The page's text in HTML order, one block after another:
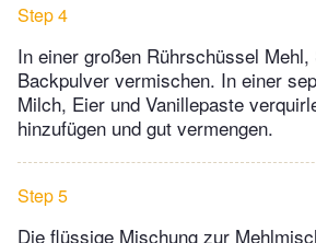
Step 4
In einer großen Rührschüssel
Backpulver vermischen. In einer
Milch, Eier und Vanillepaste
hinzufügen und gut vermengen.
Step 5
Die flüssige Mischung zur